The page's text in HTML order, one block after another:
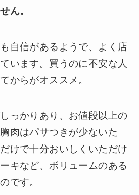
ん。
自信があるようで、よく店
います。買うのに不安な人
からがオススメ。
っかりあり、お値段以上の
肉はパサつきが少ないた
けで十分おいしくいただけ
キなど、ボリュームのある
です。